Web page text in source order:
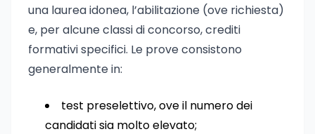
una laurea idonea, l’abilitazione (ove richiesta)
e, per alcune classi di concorso, crediti
formativi specifici. Le prove consistono
generalmente in:
test preselettivo, ove il numero dei
candidati sia molto elevato;